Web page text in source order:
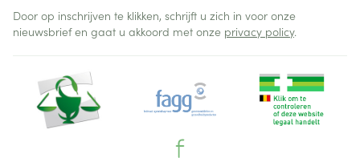
Door op inschrijven te klikken, schrijft u zich in voor onze
nieuwsbrief en gaat u akkoord met onze privacy policy.